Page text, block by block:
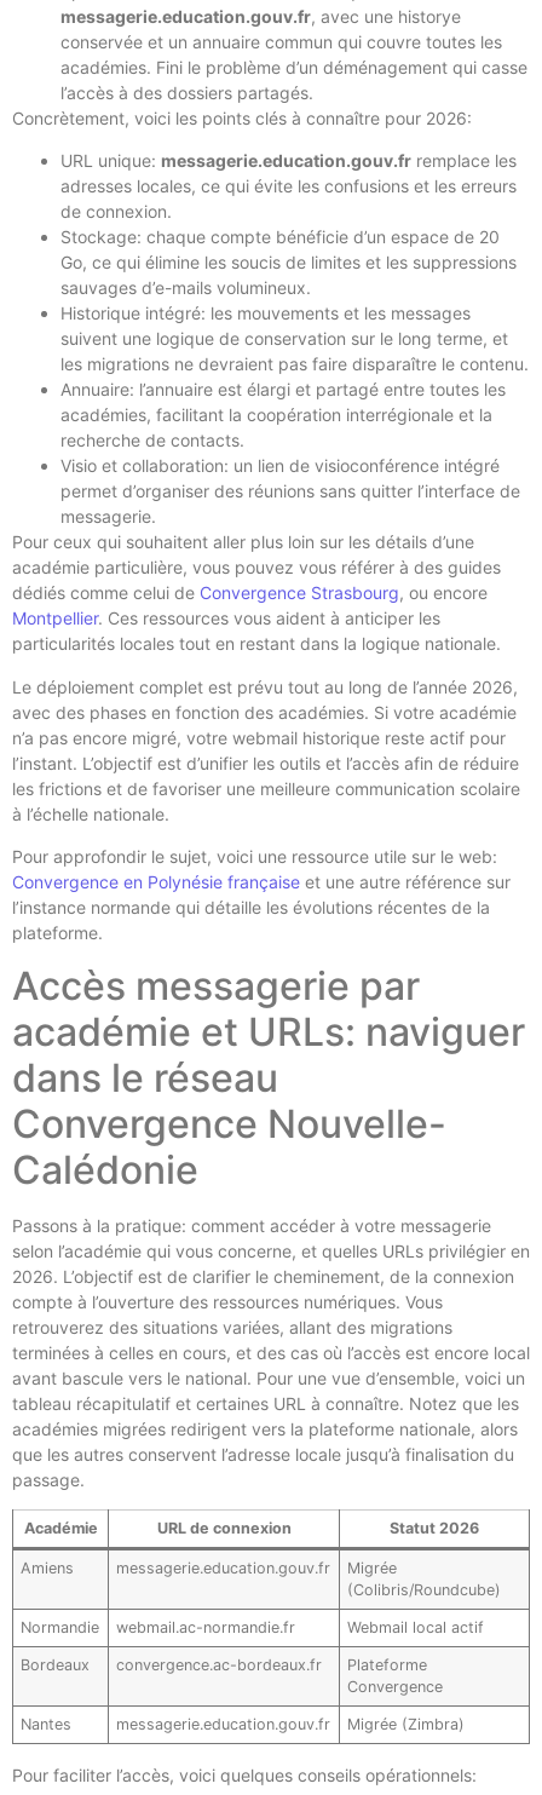
messagerie.education.gouv.fr, avec une historye
conservée et un annuaire commun qui couvre toutes les
académies. Fini le problème d’un déménagement qui casse
l’accès à des dossiers partagés.
Concrètement, voici les points clés à connaître pour 2026:
URL unique: messagerie.education.gouv.fr remplace les
adresses locales, ce qui évite les confusions et les erreurs
de connexion.
Stockage: chaque compte bénéficie d’un espace de 20
Go, ce qui élimine les soucis de limites et les suppressions
sauvages d’e-mails volumineux.
Historique intégré: les mouvements et les messages
suivent une logique de conservation sur le long terme, et
les migrations ne devraient pas faire disparaître le contenu.
Annuaire: l’annuaire est élargi et partagé entre toutes les
académies, facilitant la coopération interrégionale et la
recherche de contacts.
Visio et collaboration: un lien de visioconférence intégré
permet d’organiser des réunions sans quitter l’interface de
messagerie.
Pour ceux qui souhaitent aller plus loin sur les détails d’une
académie particulière, vous pouvez vous référer à des guides
dédiés comme celui de Convergence Strasbourg, ou encore
Montpellier. Ces ressources vous aident à anticiper les
particularités locales tout en restant dans la logique nationale.
Le déploiement complet est prévu tout au long de l’année 2026,
avec des phases en fonction des académies. Si votre académie
n’a pas encore migré, votre webmail historique reste actif pour
l’instant. L’objectif est d’unifier les outils et l’accès afin de réduire
les frictions et de favoriser une meilleure communication scolaire
à l’échelle nationale.
Pour approfondir le sujet, voici une ressource utile sur le web:
Convergence en Polynésie française et une autre référence sur
l’instance normande qui détaille les évolutions récentes de la
plateforme.
Accès messagerie par
académie et URLs: naviguer
dans le réseau
Convergence Nouvelle-
Calédonie
Passons à la pratique: comment accéder à votre messagerie
selon l’académie qui vous concerne, et quelles URLs privilégier en
2026. L’objectif est de clarifier le cheminement, de la connexion
compte à l’ouverture des ressources numériques. Vous
retrouverez des situations variées, allant des migrations
terminées à celles en cours, et des cas où l’accès est encore local
avant bascule vers le national. Pour une vue d’ensemble, voici un
tableau récapitulatif et certaines URL à connaître. Notez que les
académies migrées redirigent vers la plateforme nationale, alors
que les autres conservent l’adresse locale jusqu’à finalisation du
passage.
Académie URL de connexion Statut 2026
Amiens messagerie.education.gouv.fr
Migrée
(Colibris/Roundcube)
Normandie webmail.ac-normandie.fr Webmail local actif
Bordeaux convergence.ac-bordeaux.fr
Plateforme
Convergence
Nantes messagerie.education.gouv.fr Migrée (Zimbra)
Pour faciliter l’accès, voici quelques conseils opérationnels: